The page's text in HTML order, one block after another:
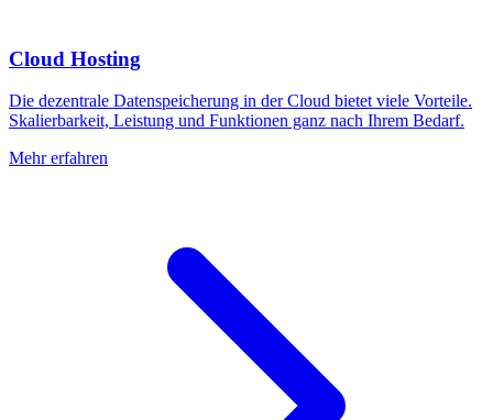
Cloud Hosting
Die dezentrale Datenspeicherung in der Cloud bietet viele Vorteile.
Skalierbarkeit, Leistung und Funktionen ganz nach Ihrem Bedarf.
Mehr erfahren